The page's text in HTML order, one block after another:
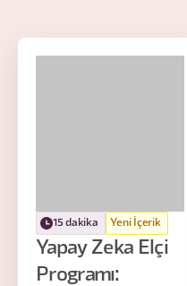
15 dakika Yeni İçerik
Yapay Zeka Elçi
Programı: